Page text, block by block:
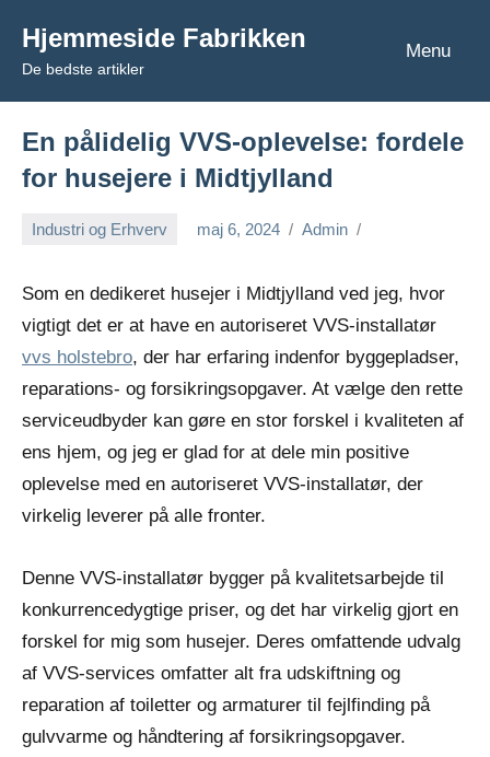
indhold
Hjemmeside Fabrikken
De bedste artikler
Menu
En pålidelig VVS-oplevelse: fordele
for husejere i Midtjylland
Industri og Erhverv maj 6, 2024 Admin
Som en dedikeret husejer i Midtjylland ved jeg, hvor
vigtigt det er at have en autoriseret VVS-installatør
vvs holstebro, der har erfaring indenfor byggepladser,
reparations- og forsikringsopgaver. At vælge den rette
serviceudbyder kan gøre en stor forskel i kvaliteten af
ens hjem, og jeg er glad for at dele min positive
oplevelse med en autoriseret VVS-installatør, der
virkelig leverer på alle fronter.
Denne VVS-installatør bygger på kvalitetsarbejde til
konkurrencedygtige priser, og det har virkelig gjort en
forskel for mig som husejer. Deres omfattende udvalg
af VVS-services omfatter alt fra udskiftning og
reparation af toiletter og armaturer til fejlfinding på
gulvvarme og håndtering af forsikringsopgaver.